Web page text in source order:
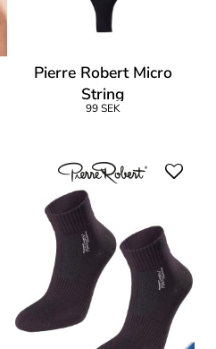
Pierre Robert Micro
String
99 SEK